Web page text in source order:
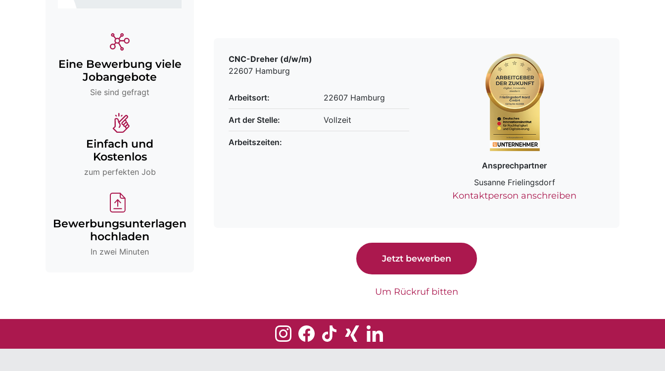
Eine Bewerbung viele
Jobangebote
Sie sind gefragt
Einfach und
Kostenlos
zum perfekten Job
Bewerbungsunterlagen
hochladen
In zwei Minuten
CNC-Dreher (d/w/m)
22607 Hamburg
Arbeitsort: 22607 Hamburg
Art der Stelle: Vollzeit
Arbeitszeiten:
Ansprechpartner
Susanne Frielingsdorf
Kontaktperson anschreiben
Jetzt bewerben
Um Rückruf bitten